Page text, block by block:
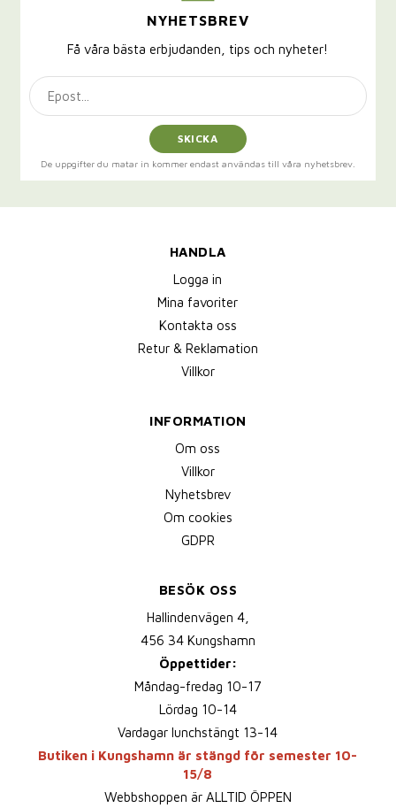
NYHETSBREV
Få våra bästa erbjudanden, tips och nyheter!
SKICKA
De uppgifter du matar in kommer endast användas till våra nyhetsbrev.
HANDLA
Logga in
Mina favoriter
Kontakta oss
Retur & Reklamation
Villkor
INFORMATION
Om oss
Villkor
Nyhetsbrev
Om cookies
GDPR
BESÖK OSS
Hallindenvägen 4,
456 34 Kungshamn
Öppettider:
Måndag-fredag 10-17
Lördag 10-14
Vardagar lunchstängt 13-14
Butiken i Kungshamn är stängd för semester 10-
15/8
Webbshoppen är ALLTID ÖPPEN